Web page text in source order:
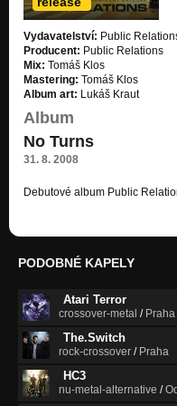
Vůně nahého těla
Sirael
Naděje
Sirael
Big Shake
Sirael
Sirael
Sirael
Platonia (Czech Version)
Sirael
You'll Never Look Like an Angry
Reset
Vydavatelství: Public
Producent: Public Relations
Mix: Tomáš Klos
Mastering: Tomáš Klos
Album art: Lukáš Kraut
Album
No Turns
31. 8. 2008
Debutové album Public
PODOBNÉ KAPELY
Atari Terror
crossover-metal / Praha
The.Switch
rock-crossover / Praha
HC3
nu-metal-alternative /